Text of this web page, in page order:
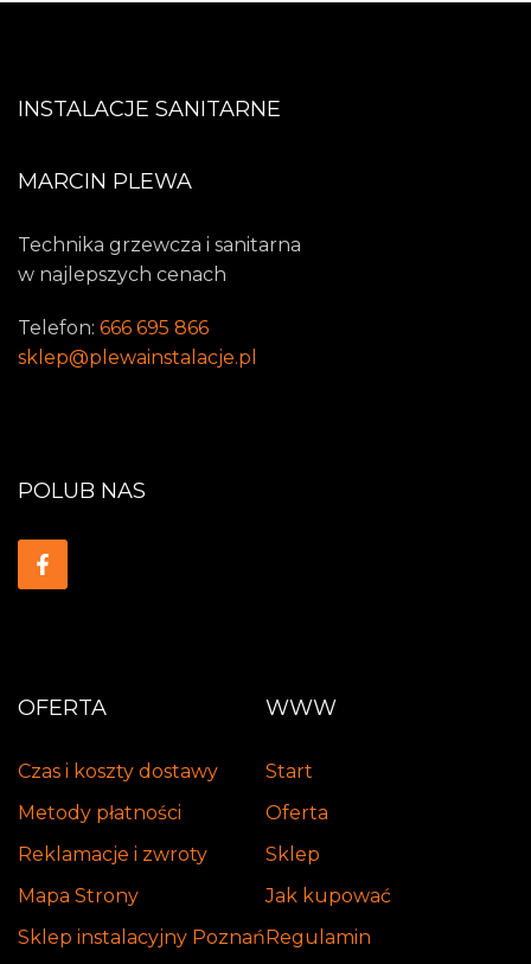
INSTALACJE SANITARNE
MARCIN PLEWA
Technika grzewcza i sanitarna
w najlepszych cenach
Telefon: 666 695 866
sklep@plewainstalacje.pl
OFERTA
Czas i koszty dostawy
Metody płatności
Reklamacje i zwroty
Mapa Strony
Sklep instalacyjny Poznań
WWW
Start
Oferta
Sklep
Jak kupować
Regulamin
POLUB NAS